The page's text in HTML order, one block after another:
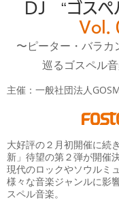
DJ “ゴスペ
Vol.
〜ピーター・バラ
巡るゴスペル
主催：一般社団法人
大好評の２月初開催に続
新」待望の第２弾が開催
現代のロックやソウルミ
様々な音楽ジャンルに影
スペル音楽。